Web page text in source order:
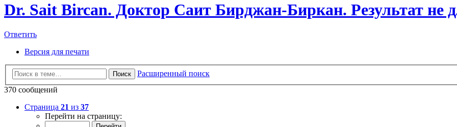
Dr. Sait Bircan. Доктор Саит Бирджан-Биркан. Результат не
Ответить
Версия для печати
Поиск
Расширенный поиск
370 сообщений
Страница 21 из 37
Перейти на страницу: